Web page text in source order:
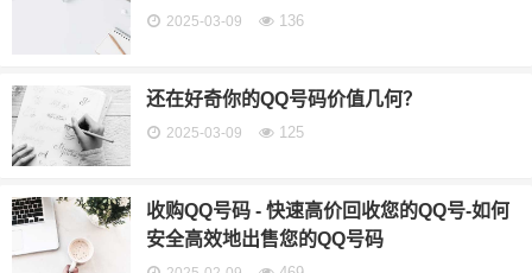
2025-03-09 136
还在好奇你的QQ号码价值几何？
2025-03-09 125
收购QQ号码 - 快速高价回收您的QQ号-如何
安全高效地出售您的QQ号码